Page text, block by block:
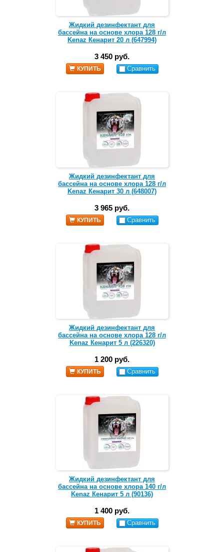
Жидкий дезинфектант для
бассейна на основе хлора 128 г/л
Kenaz Кенарит 20 л (647994)
3 450 руб.
КУПИТЬ Сравнить
Жидкий дезинфектант для
бассейна на основе хлора 128 г/л
Kenaz Кенарит 30 л (648007)
3 965 руб.
КУПИТЬ Сравнить
Жидкий дезинфектант для
бассейна на основе хлора 128 г/л
Kenaz Кенарит 5 л (226320)
1 200 руб.
КУПИТЬ Сравнить
Жидкий дезинфектант для
бассейна на основе хлора 140 г/л
Kenaz Кенарит 5 л (90136)
1 400 руб.
КУПИТЬ Сравнить